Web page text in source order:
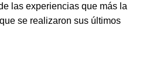
las experiencias que más la
se realizaron sus últimos